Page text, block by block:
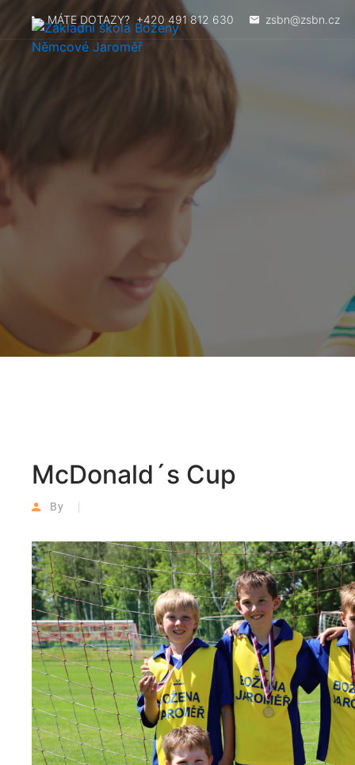
MÁTE DOTAZY? +420 491 812 630 zsbn@zsbn.cz
McDonald´s Cup
By